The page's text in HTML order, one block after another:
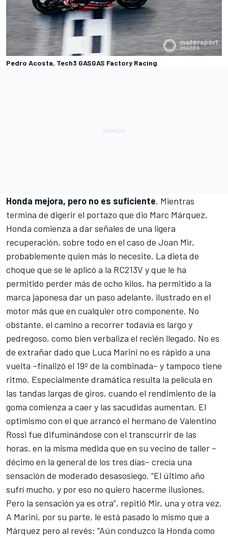
Pedro Acosta, Tech3 GASGAS Factory Racing
Honda mejora, pero no es suficiente. Mientras
termina de digerir el portazo que dio Marc Márquez,
Honda comienza a dar señales de una ligera
recuperación, sobre todo en el caso de Joan Mir,
probablemente quien más lo necesite. La dieta de
choque que se le aplicó a la RC213V y que le ha
permitido perder más de ocho kilos, ha permitido a la
marca japonesa dar un paso adelante, ilustrado en el
motor más que en cualquier otro componente. No
obstante, el camino a recorrer todavía es largo y
pedregoso, como bien verbaliza el recién llegado. No es
de extrañar dado que Luca Marini no es rápido a una
vuelta –finalizó el 19º de la combinada– y tampoco tiene
ritmo. Especialmente dramática resulta la película en
las tandas largas de giros, cuando el rendimiento de la
goma comienza a caer y las sacudidas aumentan. El
optimismo con el que arrancó el hermano de Valentino
Rossi fue difuminándose con el transcurrir de las
horas, en la misma medida que en su vecino de taller –
décimo en la general de los tres días– crecía una
sensación de moderado desasosiego. “El último año
sufrí mucho, y por eso no quiero hacerme ilusiones.
Pero la sensación ya es otra”, repitió Mir, una y otra vez.
A Marini, por su parte, le está pasado lo mismo que a
Márquez pero al revés: “Aún conduzco la Honda como